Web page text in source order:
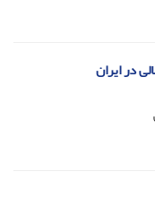
در ایران